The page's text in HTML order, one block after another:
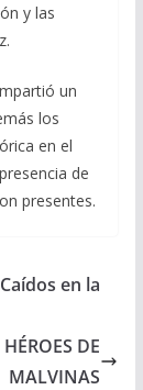
y las
un
los
en el
de
presentes.
en la
DE
MALVINAS